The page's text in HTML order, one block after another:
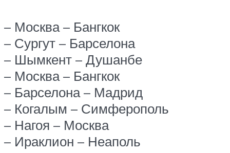
– Москва – Бангкок
– Сургут – Барселона
– Шымкент – Душанбе
– Москва – Бангкок
– Барселона – Мадрид
– Когалым – Симферополь
– Нагоя – Москва
– Ираклион – Неаполь